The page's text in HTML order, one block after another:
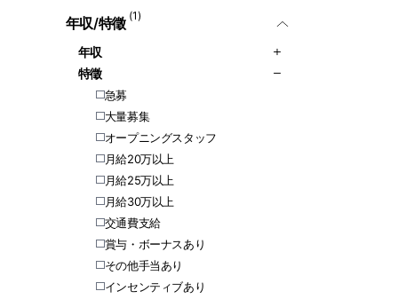
年収/特徵 (1)
年収
特徵
急募
大量募集
オープニングスタッフ
月給20万以上
月給25万以上
月給30万以上
交通費支給
賞与・ボーナスあり
その他手当あり
インセンティブあり